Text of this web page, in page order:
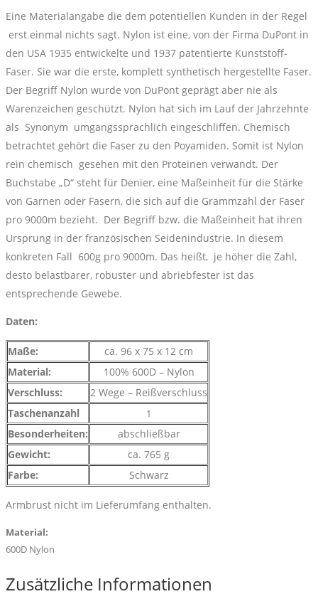
Eine Materialangabe die dem potentiellen Kunden in der Regel
erst einmal nichts sagt. Nylon ist eine, von der Firma DuPont in
den USA 1935 entwickelte und 1937 patentierte Kunststoff-
Faser. Sie war die erste, komplett synthetisch hergestellte Faser.
Der Begriff Nylon wurde von DuPont geprägt aber nie als
Warenzeichen geschützt. Nylon hat sich im Lauf der Jahrzehnte
als Synonym umgangssprachlich eingeschliffen. Chemisch
betrachtet gehört die Faser zu den Poyamiden. Somit ist Nylon
rein chemisch gesehen mit den Proteinen verwandt. Der
Buchstabe „D“ steht für Denier, eine Maßeinheit für die Stärke
von Garnen oder Fasern, die sich auf die Grammzahl der Faser
pro 9000m bezieht. Der Begriff bzw. die Maßeinheit hat ihren
Ursprung in der französischen Seidenindustrie. In diesem
konkreten Fall 600g pro 9000m. Das heißt, je höher die Zahl,
desto belastbarer, robuster und abriebfester ist das
entsprechende Gewebe.
Daten:
Maße: ca. 96 x 75 x 12 cm
Material:
100% 600D – Nylon
Verschluss:
2 Wege – Reißverschluss
Taschenanzahl
1
Besonderheiten:
abschließbar
Gewicht:
ca. 765 g
Farbe:
Schwarz
Armbrust nicht im Lieferumfang enthalten.
Material:
600D Nylon
Zusätzliche Informationen